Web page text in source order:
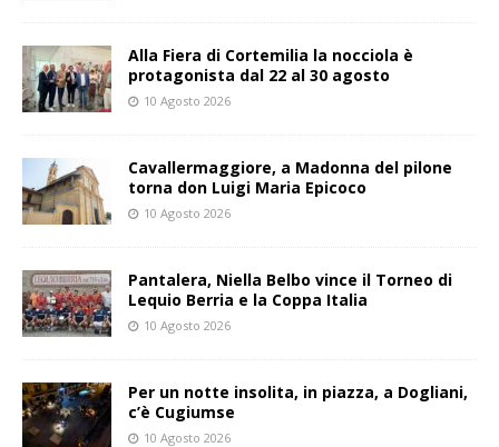
Alla Fiera di Cortemilia la nocciola è
protagonista dal 22 al 30 agosto
10 Agosto 2026
Cavallermaggiore, a Madonna del pilone
torna don Luigi Maria Epicoco
10 Agosto 2026
Pantalera, Niella Belbo vince il Torneo di
Lequio Berria e la Coppa Italia
10 Agosto 2026
Per un notte insolita, in piazza, a Dogliani,
c’è Cugiumse
10 Agosto 2026